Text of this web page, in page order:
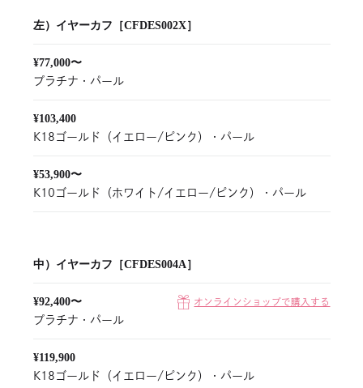
左）イヤーカフ［CFDES002X］
¥77,000〜
プラチナ・パール
¥103,400
K18ゴールド（イエロー/ピンク）・パール
¥53,900〜
K10ゴールド（ホワイト/イエロー/ピンク）・パール
中）イヤーカフ［CFDES004A］
¥92,400〜 オンラインショップで購入する
プラチナ・パール
¥119,900
K18ゴールド（イエロー/ピンク）・パール